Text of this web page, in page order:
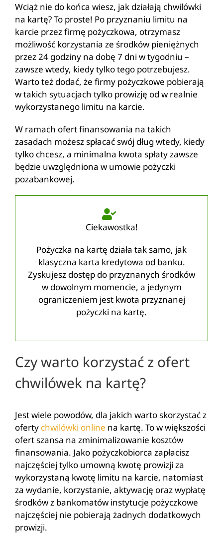
Wciąż nie do końca wiesz, jak działają chwilówki
na kartę? To proste! Po przyznaniu limitu na
karcie przez firmę pożyczkowa, otrzymasz
możliwość korzystania ze środków pieniężnych
przez 24 godziny na dobę 7 dni w tygodniu –
zawsze wtedy, kiedy tylko tego potrzebujesz.
Warto też dodać, że firmy pożyczkowe pobierają
w takich sytuacjach tylko prowizję od w realnie
wykorzystanego limitu na karcie.
W ramach ofert finansowania na takich
zasadach możesz spłacać swój dług wtedy, kiedy
tylko chcesz, a minimalna kwota spłaty zawsze
będzie uwzględniona w umowie pożyczki
pozabankowej.
Ciekawostka!
Pożyczka na kartę działa tak samo, jak
klasyczna karta kredytowa od banku.
Zyskujesz dostęp do przyznanych środków
w dowolnym momencie, a jedynym
ograniczeniem jest kwota przyznanej
pożyczki na kartę.
Czy warto korzystać z ofert
chwilówek na kartę?
Jest wiele powodów, dla jakich warto skorzystać z
oferty chwilówki online na kartę. To w większości
ofert szansa na zminimalizowanie kosztów
finansowania. Jako pożyczkobiorca zapłacisz
najczęściej tylko umowną kwotę prowizji za
wykorzystaną kwotę limitu na karcie, natomiast
za wydanie, korzystanie, aktywację oraz wypłatę
środków z bankomatów instytucje pożyczkowe
najczęściej nie pobierają żadnych dodatkowych
prowizji.